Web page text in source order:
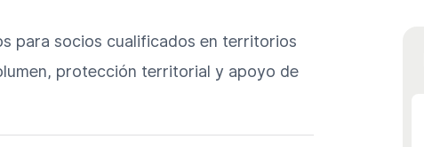
para socios cualificados en territorios
protección territorial y apoyo de